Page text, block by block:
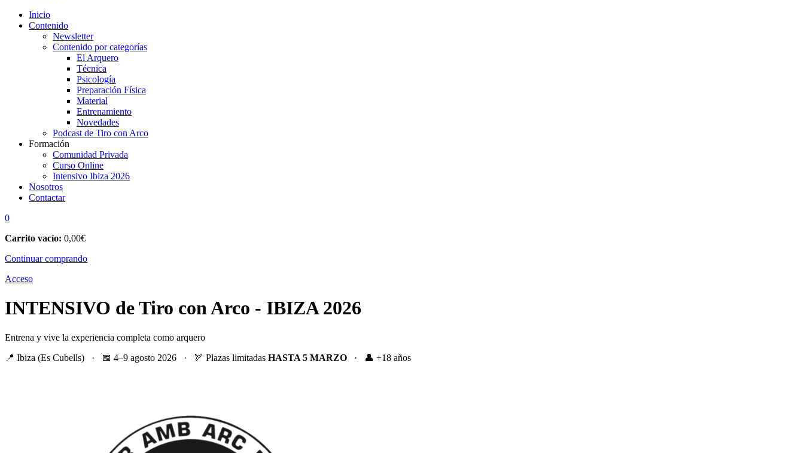
Inicio
Contenido
Newsletter
Contenido por categorías
El Arquero
Técnica
Psicología
Preparación Física
Material
Entrenamiento
Novedades
Podcast de Tiro con Arco
Formación
Comunidad Privada
Curso Online
Intensivo Ibiza 2026
Nosotros
Contactar
0
Carrito vacío: 0,00€
Continuar comprando
Acceso
INTENSIVO de Tiro con Arco - IBIZA 2026
Entrena y vive la experiencia completa como arquero
📍 Ibiza (Es Cubells) · 📅 4–9 agosto 2026 · 🏹 Plazas limitadas HASTA 5 MARZO · 👤 +18 años